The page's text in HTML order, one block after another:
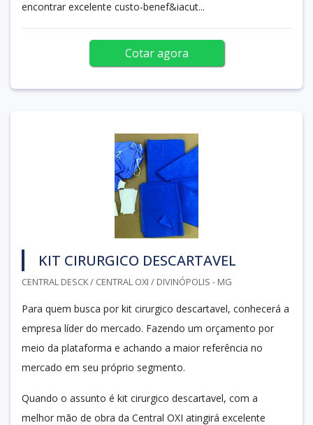
encontrar excelente custo-benef&iacut...
Cotar agora
KIT CIRURGICO DESCARTAVEL
CENTRAL DESCK / CENTRAL OXI / DIVINÓPOLIS - MG
Para quem busca por kit cirurgico descartavel, conhecerá a
empresa líder do mercado. Fazendo um orçamento por
meio da plataforma e achando a maior referência no
mercado em seu próprio segmento.
Quando o assunto é kit cirurgico descartavel, com a
melhor mão de obra da Central OXI atingirá excelente